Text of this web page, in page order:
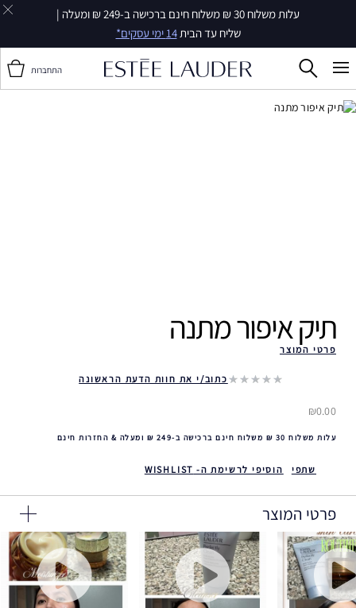
עלות משלוח 30 ₪ משלוח חינם ברכישה ב-249 ₪ ומעלה |
שליח עד הבית14 ימי עסקים*
התחברות
תיק איפור מתנה ‎
פרטי המוצר
כתוב/י את חוות הדעת הראשונה
₪0.00
עלות משלוח 30 ₪ משלוח חינם ברכישה ב-249 ₪ ומעלה & החזרות חינם
שתפי הוסיפי לרשימת ה- WISHLIST
פרטי המוצר